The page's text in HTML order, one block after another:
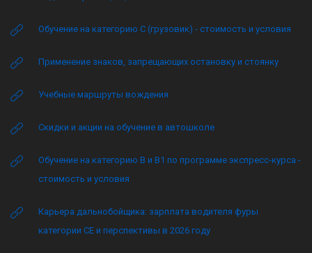
Обучение на категорию C (грузовик) - стоимость и условия
Применение знаков, запрещающих остановку и стоянку
Учебные маршруты вождения
Скидки и акции на обучение в автошколе
Обучение на категорию B и B1 по программе экспресс-курса -
стоимость и условия
Карьера дальнобойщика: зарплата водителя фуры
категории CE и перспективы в 2026 году